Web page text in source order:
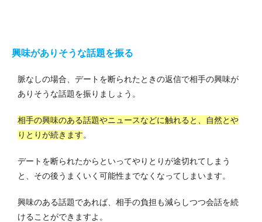
興味がありそうな話題を振る
脈なしの場合、デートを断られたときの返信で相手の興味が
ありそうな話題を振りましょう。
相手の興味のある話題やニュースなどに触れると、自然とや
りとりが続きます。
デートを断られたからといってやりとりが途切れてしまう
と、その後うまくいく可能性までなくなってしまいます。
興味のある話題であれば、相手の負担も減らしつつ会話を続
けることができますよ。